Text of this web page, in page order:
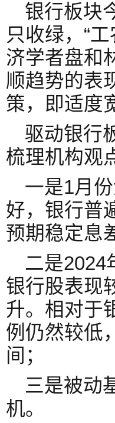
银行板块
只收绿，“
济学者盘和
顺趋势的表
策，即适度
驱动银行
梳理机构观
一是1月
好，银行普
预期稳定息
二是2024
银行股表现
升。相对于
例仍然较低
间；
三是被动
机。